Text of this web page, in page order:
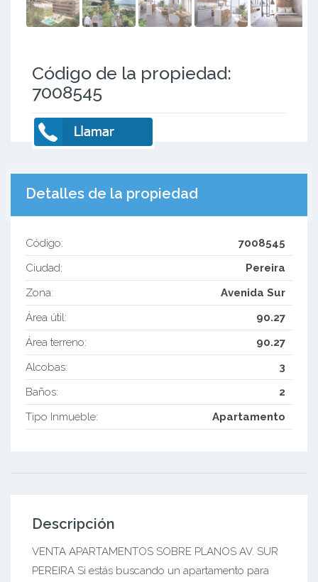
Código de la propiedad:
7008545
Detalles de la propiedad
Código:
7008545
Ciudad:
Pereira
Zona:
Avenida Sur
Área útil:
90.27
Área terreno:
90.27
Alcobas:
3
Baños:
2
Tipo Inmueble:
Apartamento
Descripción
VENTA APARTAMENTOS SOBRE PLANOS AV. SUR
PEREIRA Si estás buscando un apartamento para